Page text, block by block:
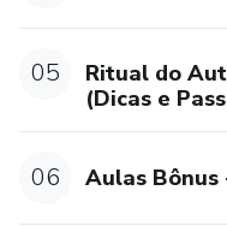
05
Ritual do
(Dicas e
06 Aulas Bônus